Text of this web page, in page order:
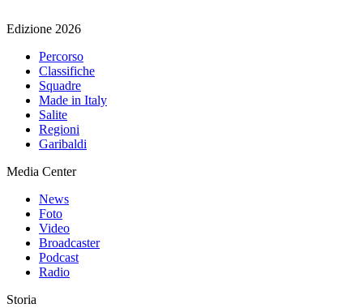
Edizione 2026
Percorso
Classifiche
Squadre
Made in Italy
Salite
Regioni
Garibaldi
Media Center
News
Foto
Video
Broadcaster
Podcast
Radio
Storia